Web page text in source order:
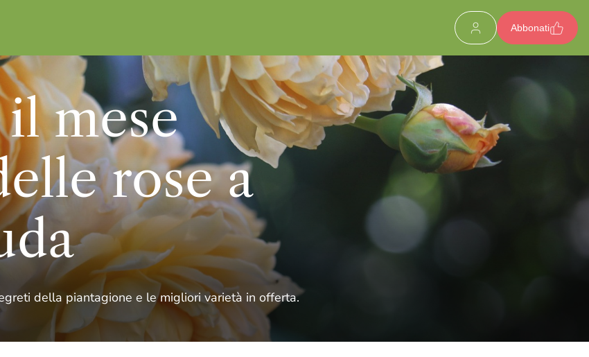
Abbonati
mese
rose a
della piantagione e le migliori varietà in offerta.